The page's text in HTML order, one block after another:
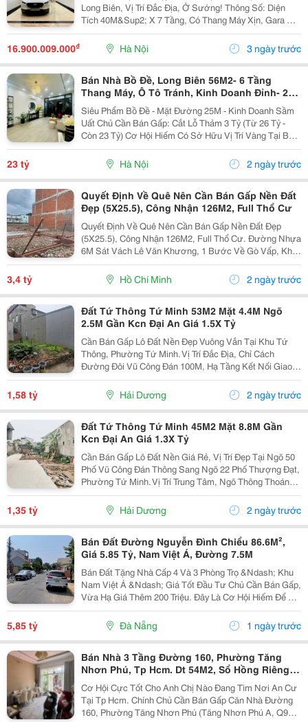
Long Biên, Vị Trí Đắc Địa, Ở Sướng! Thông Số: Diện
Tích 40M&Sup2; X 7 Tầng, Có Thang Máy Xịn, Gara Ô
Tô Vào Nhà. Vị Trí &Amp; Tiện Ích: Ngay Sát Công Viên
Hồ Điều Hòa Không Khí Thoáng Mát. Cách...
16.900.009.000₫ Hà Nội 3 ngày trước
Bán Nhà Bồ Đề, Long Biên 56M2- 6 Tầng
Thang Máy, Ô Tô Tránh, Kinh Doanh Đỉnh- 23
Tỷ
Siêu Phẩm Bồ Đề - Mặt Đường 25M - Kinh Doanh Sầm
Uất Chủ Cần Bán Gấp: Cắt Lỗ Thảm 3 Tỷ (Từ 26 Tỷ -
Còn 23 Tỷ) Cơ Hội Hiếm Có Sở Hữu Vị Trí Vàng Tại Bồ
Đề, Long Biên. Nhà Đẹp Lung Linh, 2 Mặt Thoáng Sáng,
Nằm Ngay Trục Đường Lớn 25M Vỉa Hè Rộng...
23 tỷ Hà Nội 2 ngày trước
Quyết Định Về Quê Nên Cần Bán Gấp Nền Đất
Đẹp (5X25.5), Công Nhận 126M2, Full Thổ Cư
Quyết Định Về Quê Nên Cần Bán Gấp Nền Đất Đẹp
(5X25.5), Công Nhận 126M2, Full Thổ Cư. Đường Nhựa
6M Sát Vách Lê Văn Khương, 1 Bước Về Gò Vấp, Khu
Dân Cư Hiện Hữu Đông Kín Người Ở, Mình Mua Đã Xin
Nhà 4 Lầu Xây Ở, Nhưng Phát Sinh Việc Ngoài Quê
3,4 tỷ Hồ Chí Minh 2 ngày trước
Đất Tứ Thông Tứ Minh 53M2 Mặt 4.4M Ngõ
2.5M Gần Kcn Đại An Giá 1.5X Tỷ
Cần Bán Gấp Lô Đất Nền Đẹp Vuông Vắn Tại Khu Tứ
Thông, Phường Tứ Minh. Vị Trí Đắc Địa, Chỉ Cách
Đường Đôi Vũ Công Đán 100M, Hạ Tầng Kết Nối Giao
Thông Thông Suốt. Nằm Ngay Trung Tâm Khu Vực Tứ
Thông &Ndash; Nơi Sầm Uất Bậc Nhất Về Mô Hình
Nhà Trọ...
1,58 tỷ Hải Dương 2 ngày trước
Đất Tứ Thông Tứ Minh 45M2 Mặt 8.8M Gần
Kcn Đại An Giá 1.3X Tỷ
Cần Bán Gấp Lô Đất Nền Giá Rẻ, Vị Trí Đẹp Tại Ngõ 50
Phố Vũ Công Đán Thông Sang Ngõ 22 Phố Thượng Đạt,
Phường Tứ Minh. Vị Trí Trung Tâm, Ngõ Thông Thoáng,
Bán Kính 300M Đầy Đủ Chợ Dân Sinh, Trường Học Các
Cấp Và Khu Công Nghiệp Đại An. Khu Vực Dân...
1,35 tỷ Hải Dương 2 ngày trước
Bán Đất Đường Nguyễn Đình Chiểu 86.6M²,
Giá 5.85 Tỷ, Nam Việt Á, Đường 7.5M
Bán Đất Tặng Nhà Cấp 4 Và 3 Phòng Trọ &Ndash; Khu
Nam Việt Á &Ndash; Giá Tốt Đầu Tư Chủ Cần Bán Gấp,
Vừa Hạ Giá Thêm 200 Triệu. Đây Là Cơ Hội Hiếm Để Sở
Hữu Lô Đất Đẹp Tại Đường Nguyễn Đình Chiểu, Khu
Nam Việt Á &Ndash; Một Trong Những Khu Vực Có...
5,85 tỷ Đà Nẵng 1 ngày trước
Bán Nhà 3 Tầng Đường 160, Phường Tăng
Nhơn Phú, Tp Hcm. Dt 54M2, Sổ Hồng Riêng.
Giá 5,18 Tỷ
Cơ Hội Cực Tốt Cho Anh Chị Nào Đang Tìm Nơi An Cư
Tại Tp Hcm. Chính Chủ Cần Bán Gấp Căn Nhà Đường
160, Phường Tăng Nhơn Phú (Tăng Nhơn Phú A, Q9